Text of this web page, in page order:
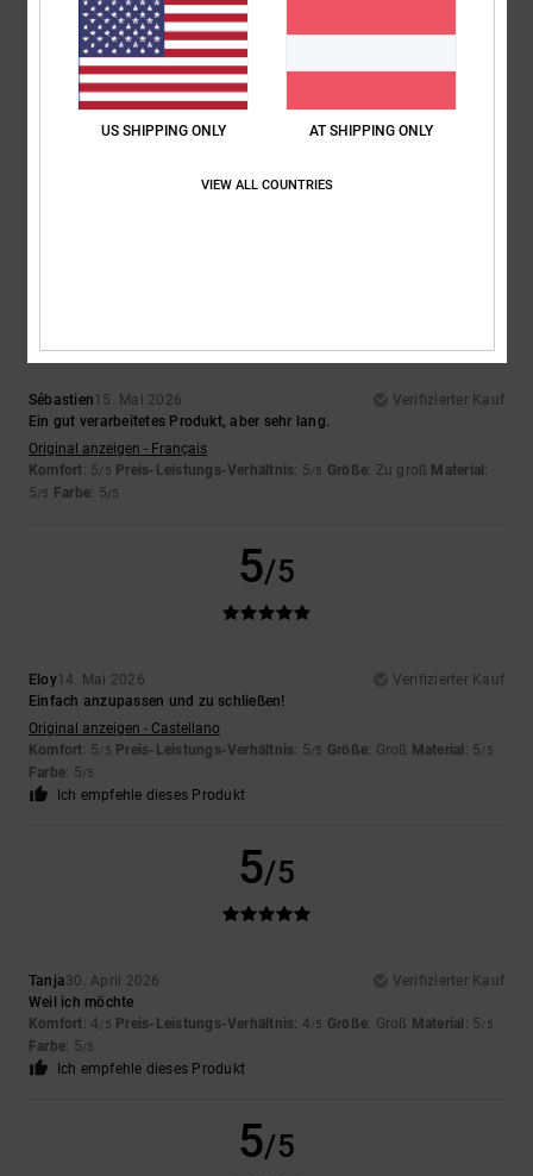
ATHERAC LOCATION16. Mai 2026
Sébastien15. Mai 2026
Verifizierter Kauf
Ein gut verarbeitetes Produkt, aber sehr lang.
Original anzeigen - Français
Komfort: 5/5 Preis-Leistungs-Verhältnis: 5/5 Größe: Zu groß Material :
5/5 Farbe: 5/5
5/5
Eloy14. Mai 2026
Verifizierter Kauf
Einfach anzupassen und zu schließen!
Original anzeigen - Castellano
Komfort: 5/5 Preis-Leistungs-Verhältnis: 5/5 Größe: Groß Material : 5/5
Farbe: 5/5
Ich empfehle dieses Produkt
5/5
Tanja30. April 2026
Verifizierter Kauf
Weil ich möchte
Komfort: 4/5 Preis-Leistungs-Verhältnis: 4/5 Größe: Groß Material : 5/5
Farbe: 5/5
Ich empfehle dieses Produkt
5/5
US SHIPPING ONLY AT SHIPPING ONLY
VIEW ALL COUNTRIES